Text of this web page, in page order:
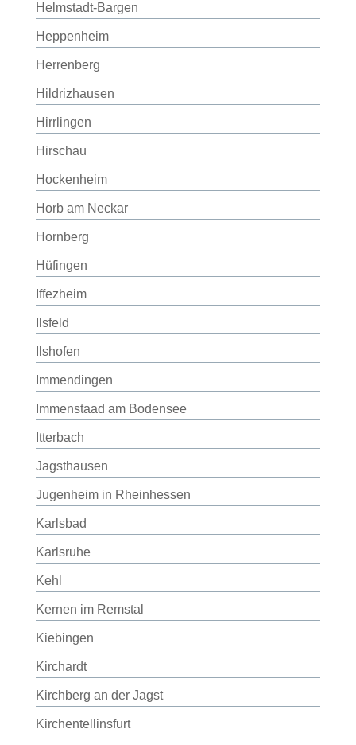
Helmstadt-Bargen
Heppenheim
Herrenberg
Hildrizhausen
Hirrlingen
Hirschau
Hockenheim
Horb am Neckar
Hornberg
Hüfingen
Iffezheim
Ilsfeld
Ilshofen
Immendingen
Immenstaad am Bodensee
Itterbach
Jagsthausen
Jugenheim in Rheinhessen
Karlsbad
Karlsruhe
Kehl
Kernen im Remstal
Kiebingen
Kirchardt
Kirchberg an der Jagst
Kirchentellinsfurt